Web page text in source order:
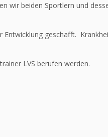
wir beiden Sportlern und
geschafft.
LVS berufen werden.